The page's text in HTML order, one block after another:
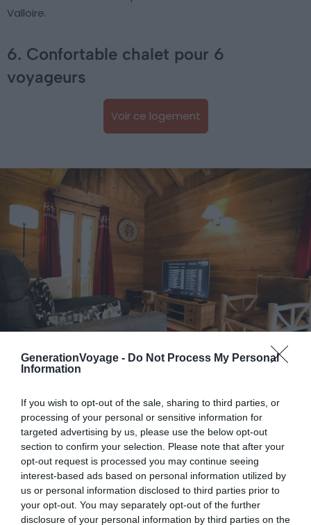
GenerationVoyage - Do Not Process My Personal
Information
If you wish to opt-out of the sale, sharing to third parties, or
processing of your personal or sensitive information for
targeted advertising by us, please use the below opt-out
section to confirm your selection. Please note that after your
opt-out request is processed you may continue seeing
interest-based ads based on personal information utilized by
us or personal information disclosed to third parties prior to
your opt-out. You may separately opt-out of the further
disclosure of your personal information by third parties on the
Valloire.
6. Confortable chalet pour 6
voyageurs
Voir ce logement
Crédit photo :
Budget :€€
Le plus du logement :une jolie vue sur les
montagnes